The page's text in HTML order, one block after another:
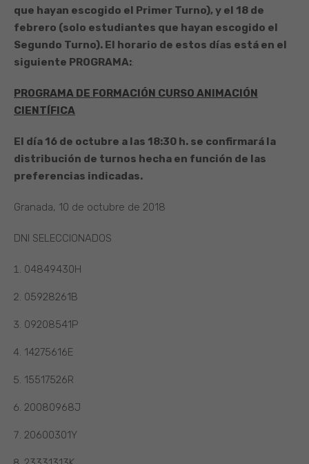
que hayan escogido el Primer Turno), y el 18 de
febrero (solo estudiantes que hayan escogido el
Segundo Turno). El horario de estos días está en el
siguiente PROGRAMA::
PROGRAMA DE FORMACIÓN CURSO ANIMACIÓN
CIENTÍFICA
El día 16 de octubre a las 18:30 h. se confirmará la
distribución de turnos hecha en función de las
preferencias indicadas.
Granada, 10 de octubre de 2018
DNI SELECCIONADOS
04849430H
05928261B
09208541P
14275616E
15517526R
20080968J
20600301Y